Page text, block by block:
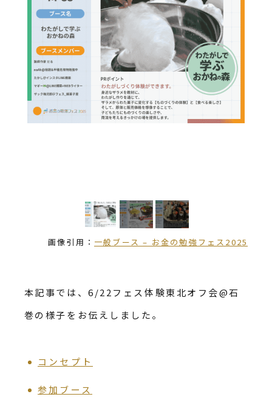
画像引用： 一般ブース – お金の勉強フェス2025
本記事では、6/22フェス体験東北オフ会@石
巻の様子をお伝えしました。
コンセプト
参加ブース